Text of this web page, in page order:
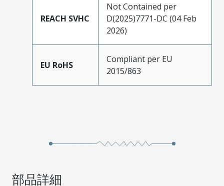
REACH SVHC
Not Contained per
D(2025)7771-DC (04 Feb
2026)
EU RoHS
Compliant per EU
2015/863
部品詳細